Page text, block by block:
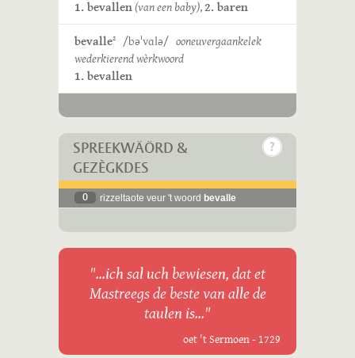
1. bevallen(van een baby),2. baren
bevalle2 /bəˈvɑlə/ ooneuvergaankelek
wederkierend wèrkwoord
1. bevallen
SPREEKWÄÖRD &
GEZÈGKDES
0 rizzeltaote veur 't woord bevalle
"...ich sal uch bewiesen, dat et
Mastreegs de beste van alle de
taulen is..."
oet 't Sermoen - 1729